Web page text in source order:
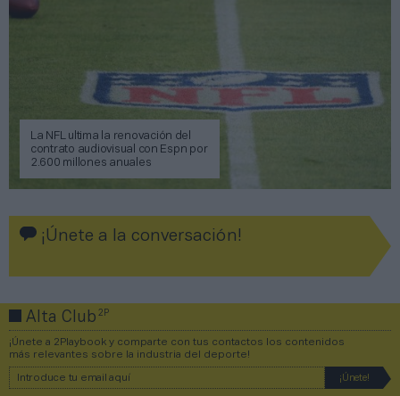
La NFL ultima la renovación del
contrato audiovisual con Espn por
2.600 millones anuales
¡Únete a la conversación!
Alta Club2P
¡Únete a 2Playbook y comparte con tus contactos los contenidos
más relevantes sobre la industria del deporte!